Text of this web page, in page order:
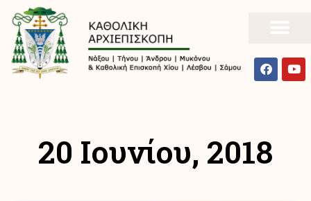
20 Ιουνίου, 2018